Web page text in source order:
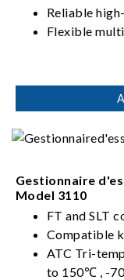
Reliable
Flexible
Gestionnaire
Model 3110
FT and SLT
Compatible
ATC Tri-
to 150℃ , -